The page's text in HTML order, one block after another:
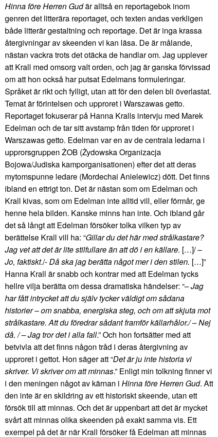
Hinna före Herren Gudär alltså en reportagebok inom
genren det litterära reportaget, och texten andas verkligen
både litterär gestaltning och reportage. Det är inga krassa
återgivningar av skeenden vi kan läsa. De är målande,
nästan vackra trots det otäcka de handlar om. Jag upplever
att Krall med omsorg valt orden, och jag är ganska förvissad
om att hon också har putsat Edelmans formuleringar.
Språket är rikt och fylligt, utan att för den delen bli överlastat.
Temat är förintelsen och upproret i Warszawas getto.
Reportaget fokuserar på Hanna Kralls intervju med Marek
Edelman och de tar sitt avstamp från tiden för upproret i
Warszawas getto. Edelman var en av de centrala ledarna i
upprorsgruppen ŻOB (Żydowska Organizacja
Bojowa/Judiska kamporganisationen) efter det att deras
mytomspunne ledare (Mordechai Anielewicz) dött. Det finns
ibland en ettrigt ton. Det är nästan som om Edelman och
Krall kivas, som om Edelman inte alltid vill, eller förmår, ge
henne hela bilden. Kanske minns han inte. Och ibland går
det så långt att Edelman försöker tolka vilken typ av
berättelse Krall vill ha: “Gillar du det här med strålkastare?
Jag vet att det är lite stilfullare än att dö i en källare. […]/–
Jo, faktiskt./-Då ska jag berätta något mer i den stilen. […]”
Hanna Krall är snabb och kontrar med att Edelman tycks
hellre vilja berätta om dessa dramatiska händelser: “– Jag
har fått intrycket att du själv tycker väldigt om sådana
historier – om snabba, energiska steg, och om att skjuta mot
strålkastare. Att du föredrar sådant framför källarhålor./ – Nej
då. / – Jag tror det i alla fall.” Och hon fortsätter med att
betvivla att det finns någon tråd i deras återgivning av
upproret i gettot. Hon säger att “Det är ju inte historia vi
skriver. Vi skriver om att minnas.” Enligt min tolkning finner vi
i den meningen något av kärnan i Hinna före Herren Gud. Att
den inte är en skildring av ett historiskt skeende, utan ett
försök till att minnas. Och det är uppenbart att det är mycket
svårt att minnas olika skeenden på exakt samma vis. Ett
exempel på det är när Krall försöker få Edelman att minnas